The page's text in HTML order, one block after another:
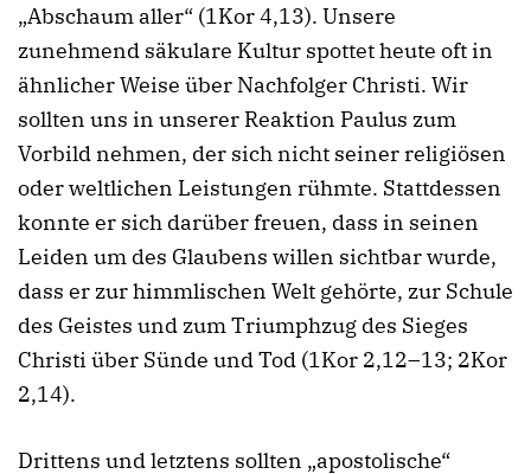
„Abschaum aller“ (1Kor 4,13). Unsere
zunehmend säkulare Kultur spottet heute oft in
ähnlicher Weise über Nachfolger Christi. Wir
sollten uns in unserer Reaktion Paulus zum
Vorbild nehmen, der sich nicht seiner religiösen
oder weltlichen Leistungen rühmte. Stattdessen
konnte er sich darüber freuen, dass in seinen
Leiden um des Glaubens willen sichtbar wurde,
dass er zur himmlischen Welt gehörte, zur Schule
des Geistes und zum Triumphzug des Sieges
Christi über Sünde und Tod (1Kor 2,12–13; 2Kor
2,14).
Drittens und letztens sollten „apostolische“